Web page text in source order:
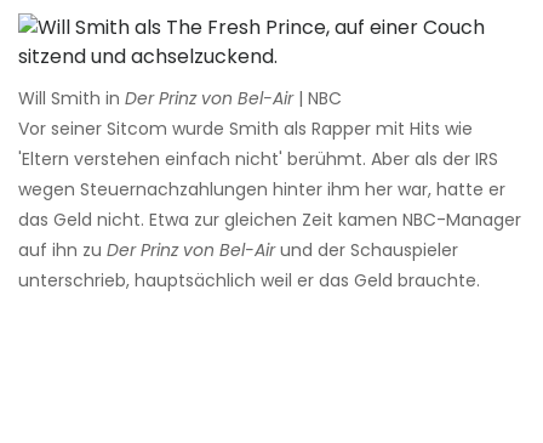
Will Smith in Der Prinz von Bel-Air| NBC
Vor seiner Sitcom wurde Smith als Rapper mit Hits wie
'Eltern verstehen einfach nicht' berühmt. Aber als der IRS
wegen Steuernachzahlungen hinter ihm her war, hatte er
das Geld nicht. Etwa zur gleichen Zeit kamen NBC-Manager
auf ihn zu Der Prinz von Bel-Airund der Schauspieler
unterschrieb, hauptsächlich weil er das Geld brauchte.